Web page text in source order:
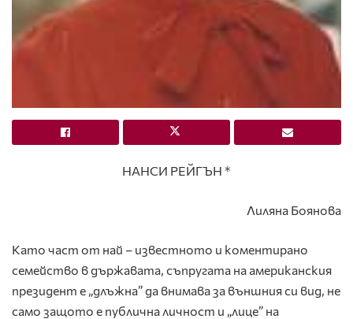
НАНСИ РЕЙГЪН *
Лиляна Боянова
Като част от най – известното и коментирано
семейство в държавата, съпругата на американския
президент е „длъжна” да внимава за външния си вид, не
само защото е публична личност и „лице” на